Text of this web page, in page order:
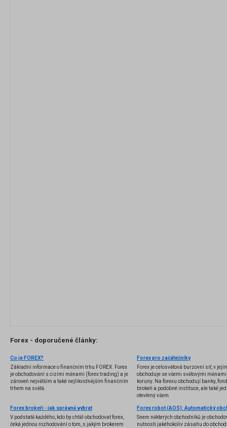
Forex - doporučené články:
Co je FOREX?
Základní informace o finančním trhu FOREX. Forex
je obchodování s cizími měnami (forex trading) a je
zároveň největším a také nejlikvidnějším finančním
trhem na světě.
Forex pro začátečníky
Forex je celosvětová burzovní síť, v
obchoduje se všemi světovými
koruny. Na forexu obchodují banky,
brokeři a podobné instituce, ale také
otevřený všem.
Forex brokeři - jak správně vybrat
V podstatě každého, kdo by chtěl obchodovat forex,
čeká jednou rozhodování o tom, s jakým brokerem
Snem některých obchodníků je
nutnosti jakéhokoliv zásahu do